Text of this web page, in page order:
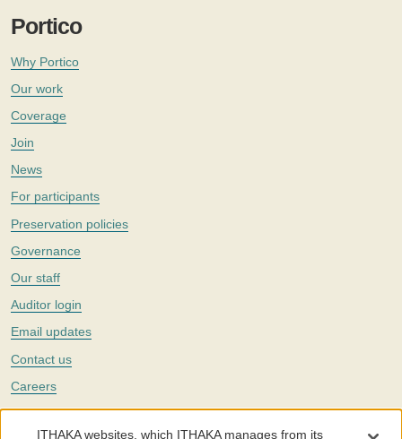
Portico
Why Portico
Our work
Coverage
Join
News
For participants
Preservation policies
Governance
Our staff
Auditor login
Email updates
Contact us
Careers
Twitter
ITHAKA websites, which ITHAKA manages from its